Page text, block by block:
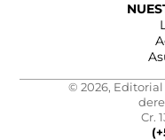
© 2026, Editorial
Cr.